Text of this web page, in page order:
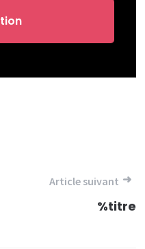
Article suivant
%titre